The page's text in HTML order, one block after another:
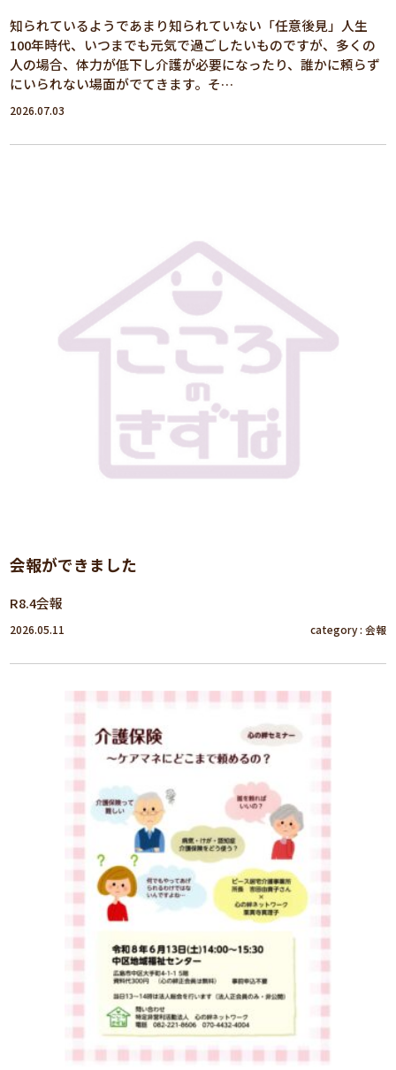
知られているようであまり知られていない「任意後見」人生
100年時代、いつまでも元気で過ごしたいものですが、多くの
人の場合、体力が低下し介護が必要になったり、誰かに頼らず
にいられない場面がでてきます。そ…
2026.07.03
会報ができました
R8.4会報
2026.05.11 category : 会報